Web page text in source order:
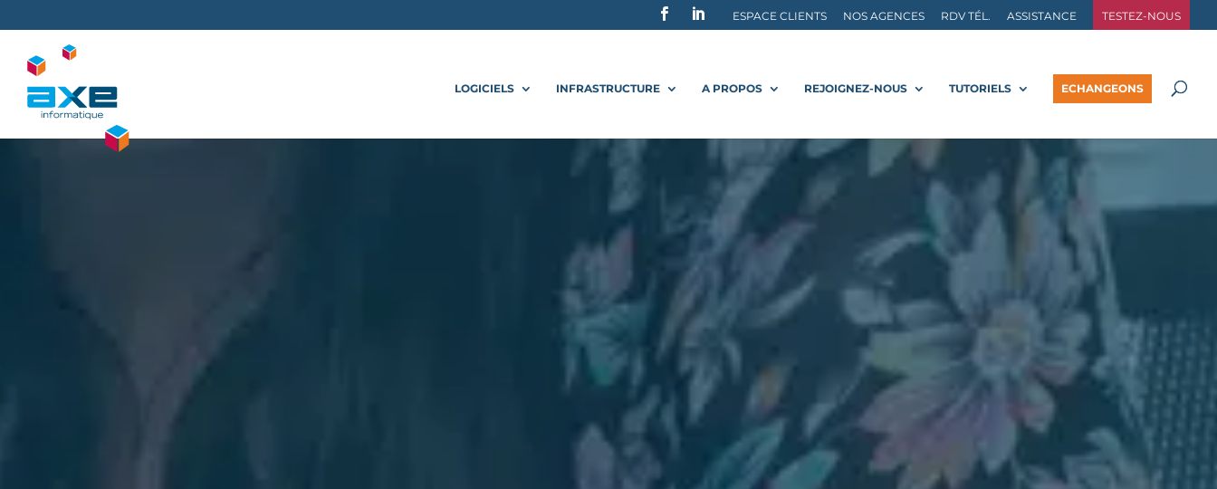
ESPACE CLIENTS NOS AGENCES RDV TÉL. ASSISTANCE TESTEZ-NOUS
LOGICIELS INFRASTRUCTURE A PROPOS REJOIGNEZ-NOUS TUTORIELS ECHANGEONS